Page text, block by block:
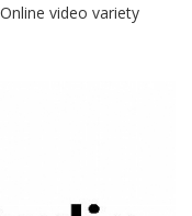
video variety